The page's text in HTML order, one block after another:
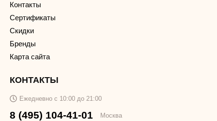
Контакты
Сертификаты
Скидки
Бренды
Карта сайта
КОНТАКТЫ
Ежедневно с 10:00 до 21:00
8 (495) 104-41-01 Москва